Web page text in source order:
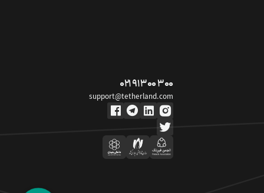
۰۲۱ ۹۱ ۳۰۰ ۳۰۰
support@tetherland.com